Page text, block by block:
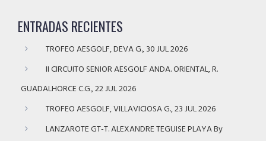
ENTRADAS RECIENTES
TROFEO AESGOLF, DEVA G., 30 JUL 2026
II CIRCUITO SENIOR AESGOLF ANDA. ORIENTAL, R.
GUADALHORCE C.G., 22 JUL 2026
TROFEO AESGOLF, VILLAVICIOSA G., 23 JUL 2026
LANZAROTE GT-T. ALEXANDRE TEGUISE PLAYA By